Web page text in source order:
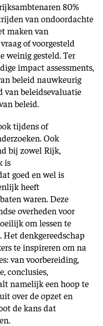
80%
van ondoordachte
maken van
of voorgesteld
weinig gesteld. Ter
impact assessments,
beleid nauwkeurig
van beleidsevaluatie
beleid.
tijdens of
Ook
bij zowel Rijk,
is
goed en wel is
heeft
waren. Deze
overheden voor
om lessen te
Het denkgereedschap
te inspireren om na
van voorbereiding,
conclusies,
namelijk een hoop te
over de opzet en
de kans dat